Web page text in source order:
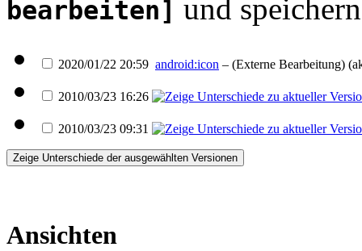
bearbeiten] und
2020/01/22 20:59 android:icon – (Externe Bearbeitung)
2010/03/23 16:26
2010/03/23 09:31
Ansichten